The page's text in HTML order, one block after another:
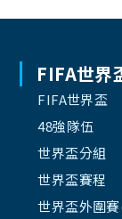
FIFA世界
FIFA世界盃
48強隊伍
世界盃分組
世界盃賽程
世界盃外圍